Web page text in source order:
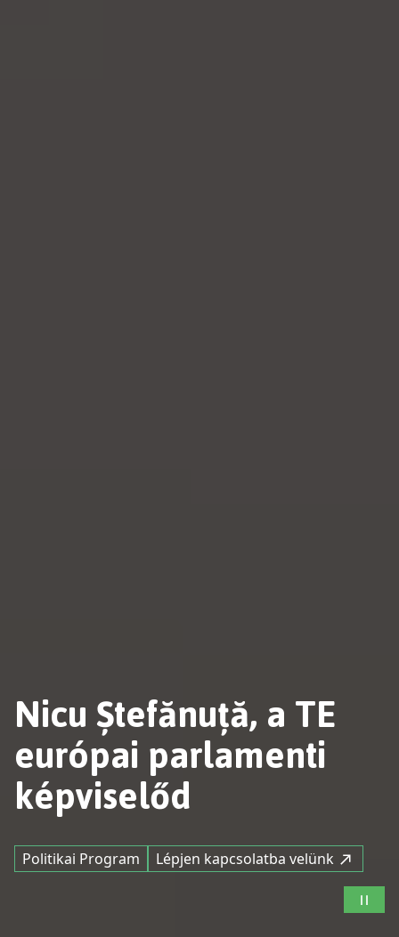
Nicu Ștefănuță, a TE
európai parlamenti
képviselőd
Politikai Program Lépjen kapcsolatba velünk